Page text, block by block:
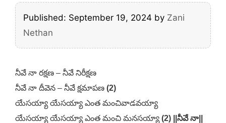
Published: September 19, 2024 by Zani
Nethan
నీవే నా రక్షణ – నీవే నిరీక్షణ
నీవే నా దీవెన – నీవే క్షమాపణ (2)
యేసయ్యా యేసయ్యా ఎంత మంచివాడవయ్యా
యేసయ్యా యేసయ్యా ఎంత మంచి మనసయ్యా (2) ||నీవే నా||